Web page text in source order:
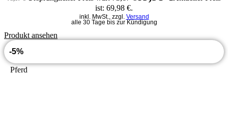
ist: 69,98 €.
inkl. MwSt., zzgl. Versand
alle 30 Tage bis zur Kündigung
Produkt ansehen
-5%
Pferd